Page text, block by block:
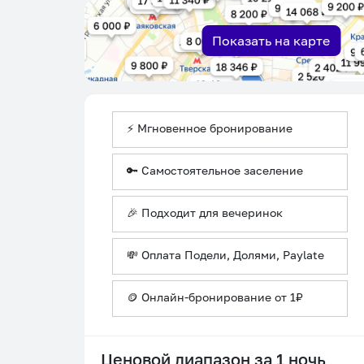
Показать на карте
⚡ Мгновенное бронирование
🔑 Самостоятельное заселение
🎉 Подходит для вечеринок
💸 Оплата Подели, Долями, Paylate
🪙 Онлайн-бронирование от 1₽
Ценовой диапазон за 1 ночь